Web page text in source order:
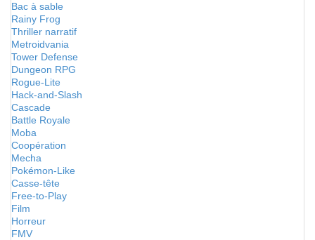
Bac à sable
Rainy Frog
Thriller narratif
Metroidvania
Tower Defense
Dungeon RPG
Rogue-Lite
Hack-and-Slash
Cascade
Battle Royale
Moba
Coopération
Mecha
Pokémon-Like
Casse-tête
Free-to-Play
Film
Horreur
FMV